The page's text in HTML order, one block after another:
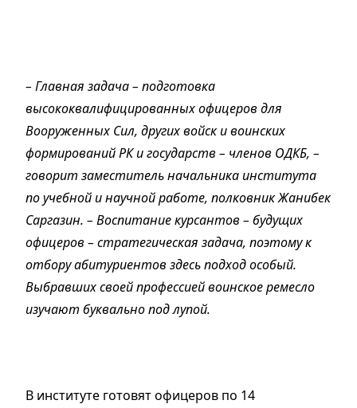
– Главная задача – подготовка
высококвалифицированных офицеров для
Вооруженных Сил, других войск и воинских
формирований РК и государств – членов ОДКБ, –
говорит заместитель начальника института
по учебной и научной работе, полковник Жанибек
Саргазин. – Воспитание курсантов – будущих
офицеров – стратегическая задача, поэтому к
отбору абитуриентов здесь подход особый.
Выбравших своей профессией воинское ремесло
изучают буквально под лупой.
В институте готовят офицеров по 14